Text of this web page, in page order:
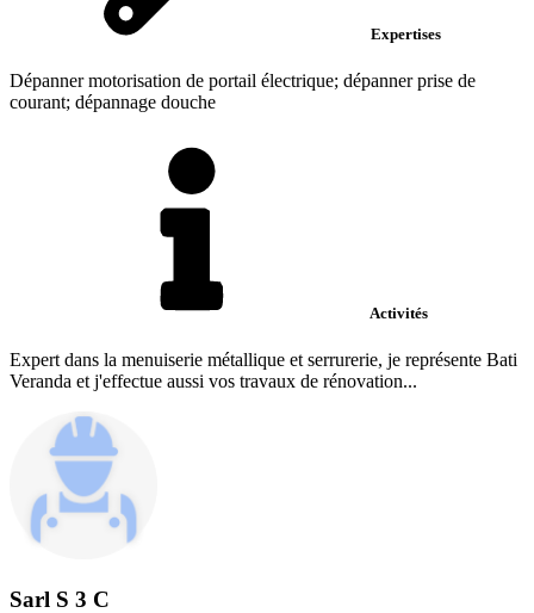
Expertises
Dépanner motorisation de portail électrique; dépanner prise de
courant; dépannage douche
Activités
Expert dans la menuiserie métallique et serrurerie, je représente Bati
Veranda et j'effectue aussi vos travaux de rénovation...
Sarl S 3 C